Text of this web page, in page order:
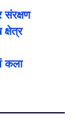
कला